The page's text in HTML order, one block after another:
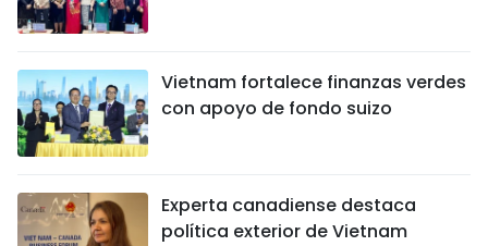
Vietnam fortalece finanzas verdes
con apoyo de fondo suizo
Experta canadiense destaca
política exterior de Vietnam